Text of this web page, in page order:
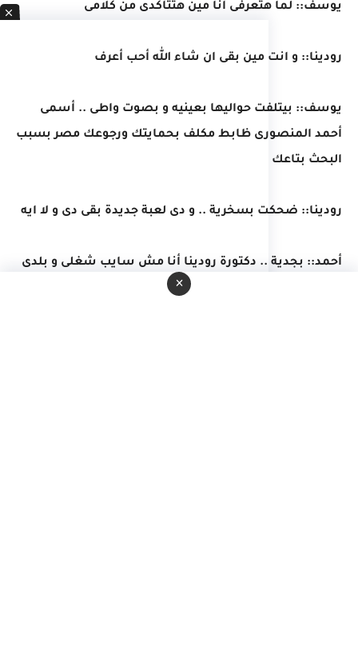
يوسف:: لما هتعرفى أنا مين هتتأكدى من كلامى
رودينا:: و انت مين بقى ان شاء الله أحب أعرف
يوسف:: بيتلفت حواليها بعينيه و بصوت واطى .. أسمى
أحمد المنصورى ظابط مكلف بحمايتك ورجوعك مصر بسبب
البحث بتاعك
رودينا:: ضحكت بسخرية .. و دى لعبة جديدة بقى دى و لا ايه
أحمد:: بجدية .. دكتورة رودينا أنا مش سايب شغلى و بلدى
و جاى من مصر لغاية هنا كل المسافة دى عشان ألعب او
×